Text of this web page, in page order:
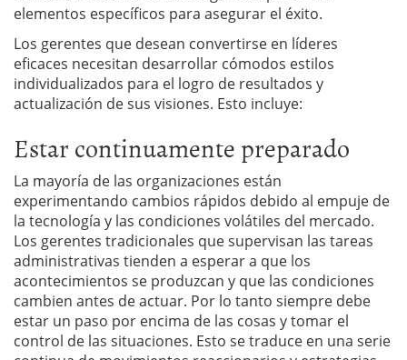
elementos específicos para asegurar el éxito.
Los gerentes que desean convertirse en líderes
eficaces necesitan desarrollar cómodos estilos
individualizados para el logro de resultados y
actualización de sus visiones. Esto incluye:
Estar continuamente preparado
La mayoría de las organizaciones están
experimentando cambios rápidos debido al empuje de
la tecnología y las condiciones volátiles del mercado.
Los gerentes tradicionales que supervisan las tareas
administrativas tienden a esperar a que los
acontecimientos se produzcan y que las condiciones
cambien antes de actuar. Por lo tanto siempre debe
estar un paso por encima de las cosas y tomar el
control de las situaciones. Esto se traduce en una serie